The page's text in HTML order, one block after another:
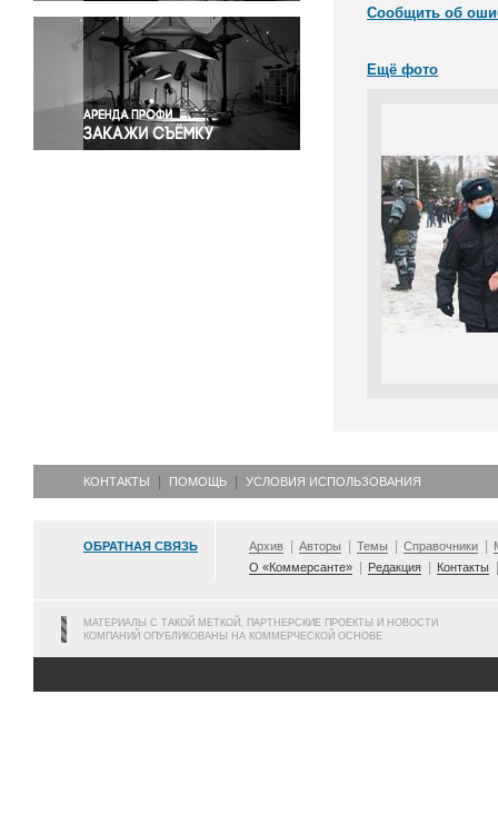
Светская жизнь
Спорт
Экология
Экономика и бизнес
Сообщить об
Ещё фото
КОНТАКТЫ ПОМОЩЬ УСЛОВИЯ ИСПОЛЬЗОВАНИЯ
ОБРАТНАЯ СВЯЗЬ Архив Авторы Темы Справочники
О «Коммерсанте»
Редакция Контакты
МАТЕРИАЛЫ С ТАКОЙ МЕТКОЙ, ПАРТНЕРСКИЕ ПРОЕКТЫ И НОВОСТИ
КОМПАНИЙ ОПУБЛИКОВАНЫ НА КОММЕРЧЕСКОЙ ОСНОВЕ